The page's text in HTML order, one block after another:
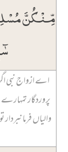
مِّنۡکُنَّ
اے ازواج نبی
پروردگار
والیاں